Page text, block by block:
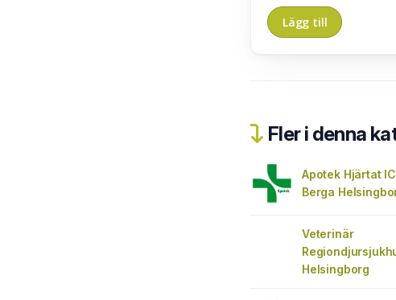
Fler i denna
Apotek Hjärtat
Berga
Veterinär
Helsingborg